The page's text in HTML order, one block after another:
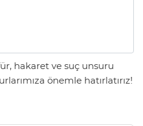
hakaret ve suç unsuru
önemle hatırlatırız!